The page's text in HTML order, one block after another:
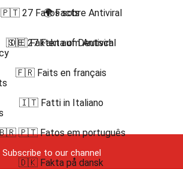
Subscribe to our channel
🇵🇹 27 Fatos sobre Antiviral
🇸🇪 27 Fakta om Antiviral
🌍 Facts
🇩🇪 Fakten auf Deutsch
🇫🇷 Faits en français
🇮🇹 Fatti in Italiano
🇵🇹 Fatos em português
🇩🇰 Fakta på dansk